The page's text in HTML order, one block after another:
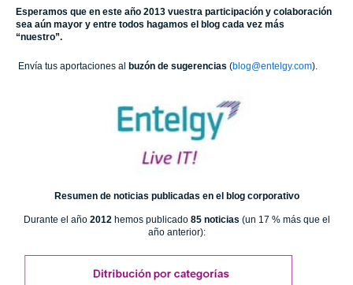
Esperamos que en este año 2013 vuestra participación y colaboración
sea aún mayor y entre todos hagamos el blog cada vez más
“nuestro”.
Envía tus aportaciones al buzón de sugerencias (blog@entelgy.com).
Resumen de noticias publicadas en el blog corporativo
Durante el año 2012 hemos publicado 85 noticias (un 17 % más que el
año anterior):